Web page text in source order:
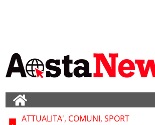
ATTUALITA', COMUNI, SPORT